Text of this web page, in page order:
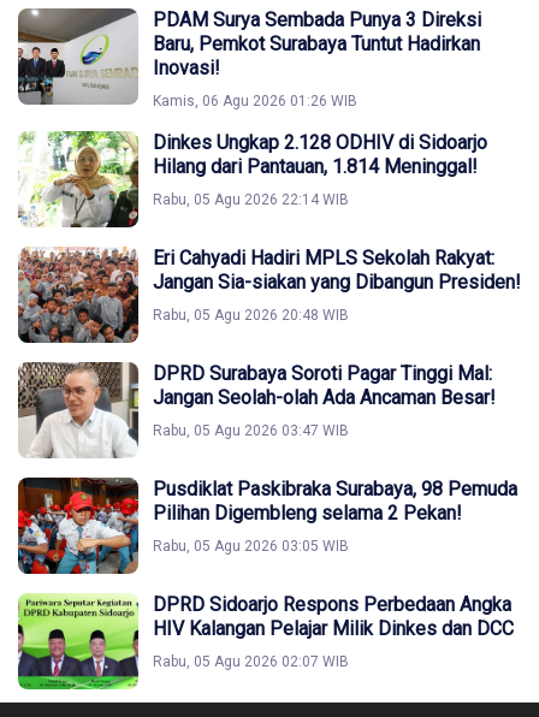
PDAM Surya Sembada Punya 3 Direksi
Baru, Pemkot Surabaya Tuntut Hadirkan
Inovasi!
Kamis, 06 Agu 2026 01:26 WIB
Dinkes Ungkap 2.128 ODHIV di Sidoarjo
Hilang dari Pantauan, 1.814 Meninggal!
Rabu, 05 Agu 2026 22:14 WIB
Eri Cahyadi Hadiri MPLS Sekolah Rakyat:
Jangan Sia-siakan yang Dibangun Presiden!
Rabu, 05 Agu 2026 20:48 WIB
DPRD Surabaya Soroti Pagar Tinggi Mal:
Jangan Seolah-olah Ada Ancaman Besar!
Rabu, 05 Agu 2026 03:47 WIB
Pusdiklat Paskibraka Surabaya, 98 Pemuda
Pilihan Digembleng selama 2 Pekan!
Rabu, 05 Agu 2026 03:05 WIB
DPRD Sidoarjo Respons Perbedaan Angka
HIV Kalangan Pelajar Milik Dinkes dan DCC
Rabu, 05 Agu 2026 02:07 WIB